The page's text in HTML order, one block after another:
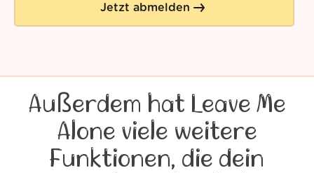
Jetzt abmelden
Außerdem hat Leave Me
Alone viele weitere
Funktionen, die dein